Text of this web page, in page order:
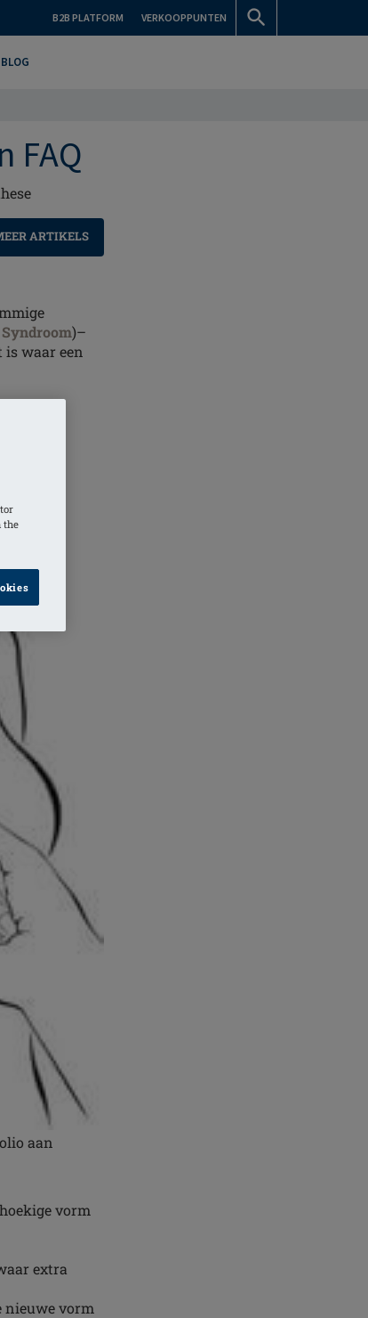
B2B PLATFORM VERKOOPPUNTEN
BLOG
FAQ
ARTIKELS
)–
waar een
aan
vorm
extra
nieuwe vorm
the